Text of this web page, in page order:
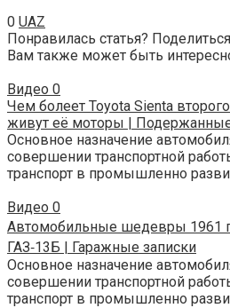
0 UAZ
Понравилась статья?
Вам также может быть
Видео 0
Чем болеет Toyota Sienta
живут её моторы |
Основное назначение
совершении транспортной
транспорт в промышленно
Видео 0
Автомобильные шедевры 1961
ГАЗ‑13Б | Гаражные записки
Основное назначение
совершении транспортной
транспорт в промышленно